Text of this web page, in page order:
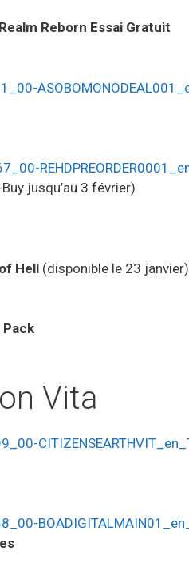
Reborn Essai Gratuit
jusqu’au 3 février)
Hell (disponible le 23 janvier)
Pack
Vita